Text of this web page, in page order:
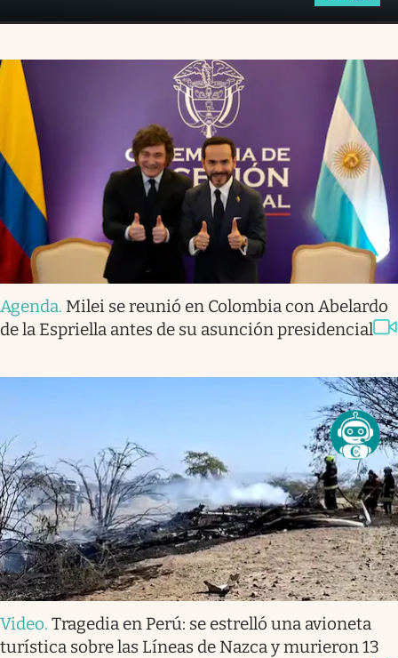
Agenda. Milei se reunió en Colombia con Abelardo
de la Espriella antes de su asunción presidencial
Video. Tragedia en Perú: se estrelló una avioneta
turística sobre las Líneas de Nazca y murieron 13